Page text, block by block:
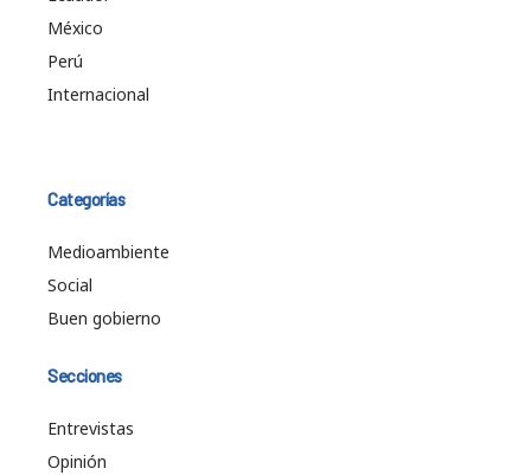
México
Perú
Internacional
Categorías
Medioambiente
Social
Buen gobierno
Secciones
Entrevistas
Opinión